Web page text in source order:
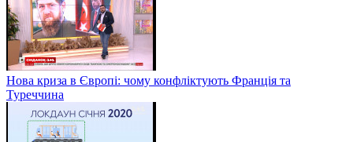
Нова криза в Європі: чому конфліктують Франція та
Туреччина